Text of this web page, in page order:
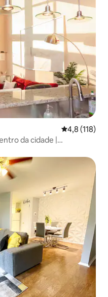
4,8 de uma
4,8 (118)
da cidade |